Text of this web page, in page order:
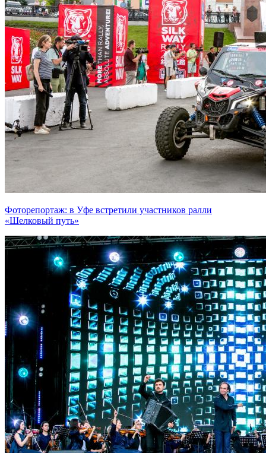
Фоторепортаж: в Уфе встретили участников ралли
«Шелковый путь»